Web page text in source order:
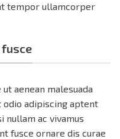
tempor ullamcorper
aenean malesuada
odio adipiscing aptent
nullam ac vivamus
fusce ornare dis curae